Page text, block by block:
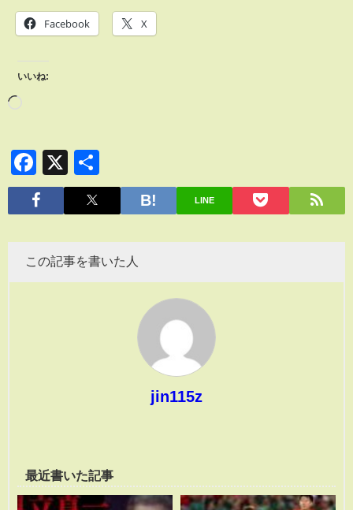
Facebook X
いいね:
Facebook
X
有
LINE
この記事を書いた人
jin115z
最近書いた記事